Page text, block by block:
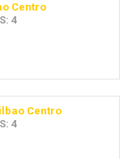
Centro
4
Centro
4